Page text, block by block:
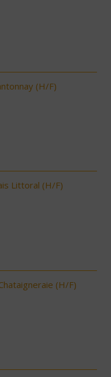
(H/F)
Littoral (H/F)
(H/F)